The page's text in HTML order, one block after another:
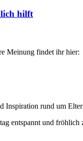
hilft
Meinung findet ihr hier:
Inspiration rund um
entspannt und fröhlich